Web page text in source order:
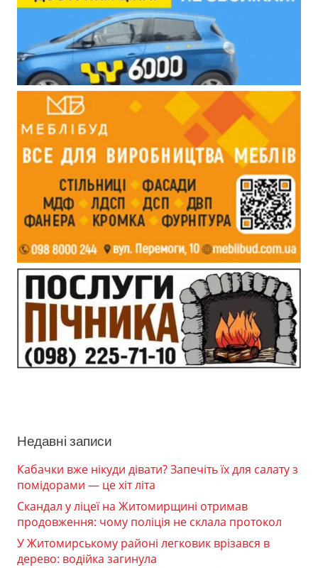
Недавні записи
Кабачки вже нікуди дівати? Запечіть їх для салату з
помідорами — це хіт літа
Скандал у ліцеї на Житомирщині отримав
продовження: чому поліція не склала протокол
У Житомирському районі легковик врізався в
дерево: водійка загинула